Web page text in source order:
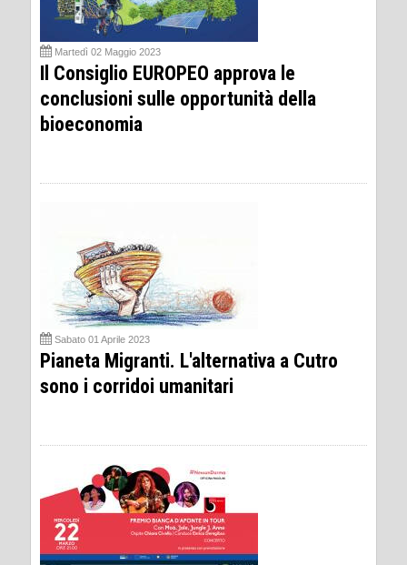
Martedì 02 Maggio 2023
Il Consiglio EUROPEO approva le
conclusioni sulle opportunità della
bioeconomia
Sabato 01 Aprile 2023
Pianeta Migranti. L'alternativa a Cutro
sono i corridoi umanitari